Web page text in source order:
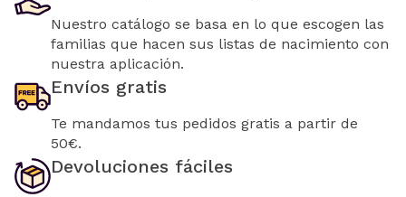
Nuestro catálogo se basa en lo que escogen las
familias que hacen sus listas de nacimiento con
nuestra aplicación.
Envíos gratis
Te mandamos tus pedidos gratis a partir de
50€.
Devoluciones fáciles